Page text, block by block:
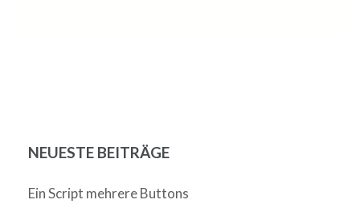
NEUESTE BEITRÄGE
Ein Script mehrere Buttons